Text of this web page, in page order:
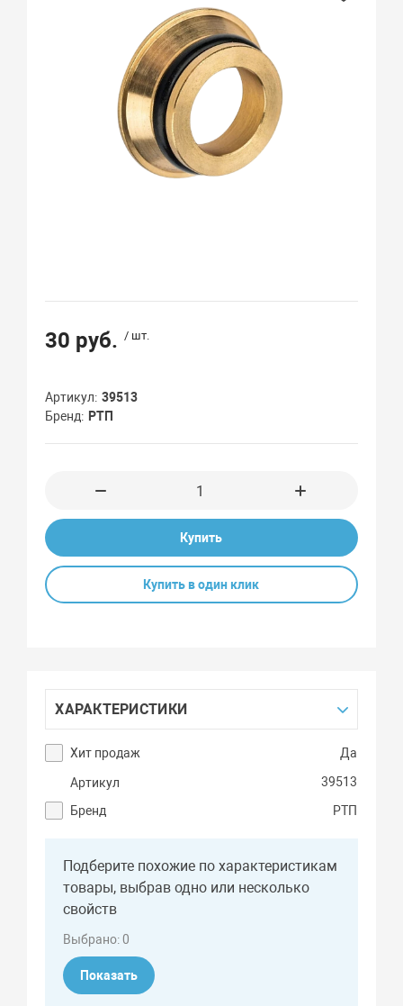
30 руб. / шт.
Артикул 39513
Бренд
РТП
Купить
Купить в один клик
ХАРАКТЕРИСТИКИ
Хит продаж Да
Артикул
39513
Бренд
РТП
Подберите похожие по характеристикам
товары, выбрав одно или несколько
свойств
Выбрано:0
Показать